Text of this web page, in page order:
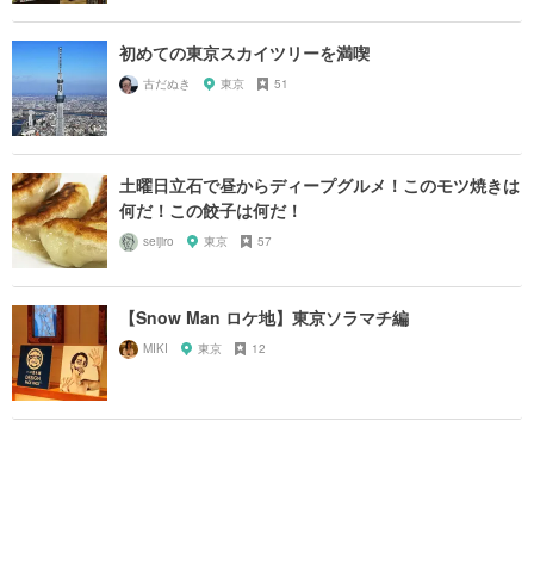
初めての東京スカイツリーを満喫
古だぬき 東京 51
土曜日立石で昼からディープグルメ！このモツ焼きは
何だ！この餃子は何だ！
seijiro 東京 57
【Snow Man ロケ地】東京ソラマチ編
MIKI 東京 12